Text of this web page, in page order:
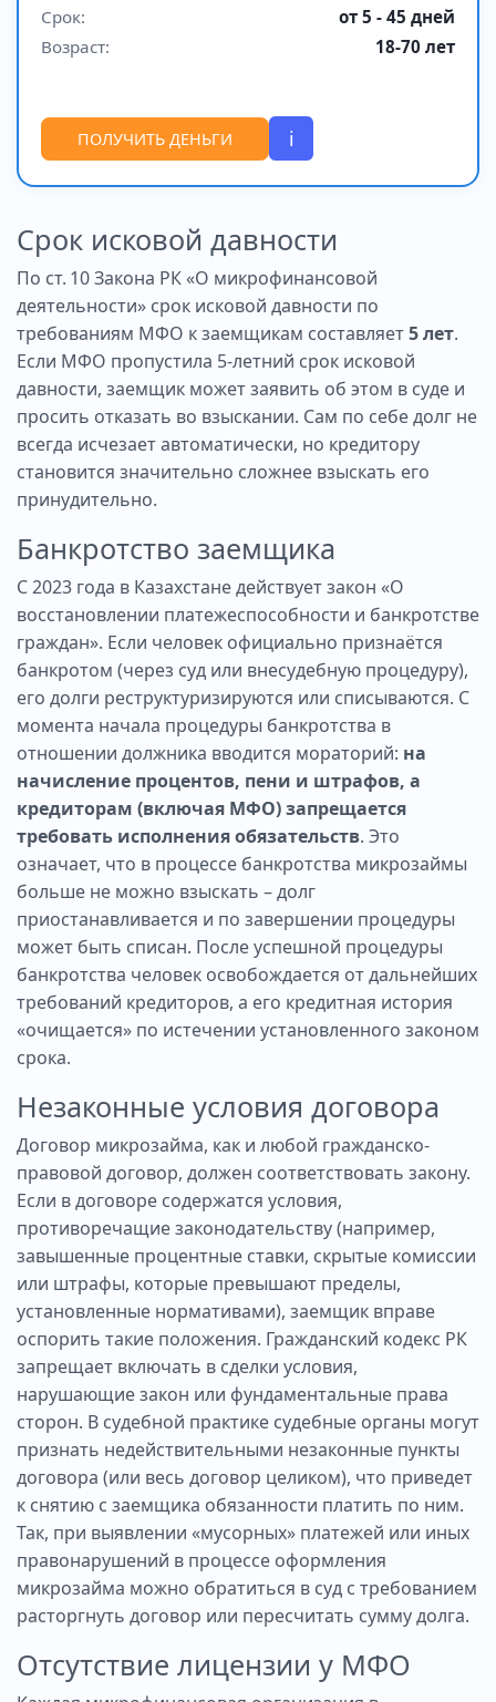
Срок:
от 5 - 45 дней
Возраст:
18-70 лет
ПОЛУЧИТЬ ДЕНЬГИ i
Срок исковой давности
По ст. 10 Закона РК «О микрофинансовой
деятельности» срок исковой давности по
требованиям МФО к заемщикам составляет5 лет.
Если МФО пропустила 5-летний срок исковой
давности, заемщик может заявить об этом в суде и
просить отказать во взыскании. Сам по себе долг не
всегда исчезает автоматически, но кредитору
становится значительно сложнее взыскать его
принудительно.
Банкротство заемщика
С 2023 года в Казахстане действует закон «О
восстановлении платежеспособности и банкротстве
граждан». Если человек официально признаётся
банкротом (через суд или внесудебную процедуру),
его долги реструктуризируются или списываются. С
момента начала процедуры банкротства в
отношении должника вводится мораторий: на
начисление процентов, пени и штрафов, а
кредиторам (включая МФО) запрещается
требовать исполнения обязательств. Это
означает, что в процессе банкротства микрозаймы
больше не можно взыскать – долг
приостанавливается и по завершении процедуры
может быть списан. После успешной процедуры
банкротства человек освобождается от дальнейших
требований кредиторов, а его кредитная история
«очищается» по истечении установленного законом
срока.
Незаконные условия договора
Договор микрозайма, как и любой гражданско-
правовой договор, должен соответствовать закону.
Если в договоре содержатся условия,
противоречащие законодательству (например,
завышенные процентные ставки, скрытые комиссии
или штрафы, которые превышают пределы,
установленные нормативами), заемщик вправе
оспорить такие положения. Гражданский кодекс РК
запрещает включать в сделки условия,
нарушающие закон или фундаментальные права
сторон. В судебной практике судебные органы могут
признать недействительными незаконные пункты
договора (или весь договор целиком), что приведет
к снятию с заемщика обязанности платить по ним.
Так, при выявлении «мусорных» платежей или иных
правонарушений в процессе оформления
микрозайма можно обратиться в суд с требованием
расторгнуть договор или пересчитать сумму долга.
Отсутствие лицензии у МФО